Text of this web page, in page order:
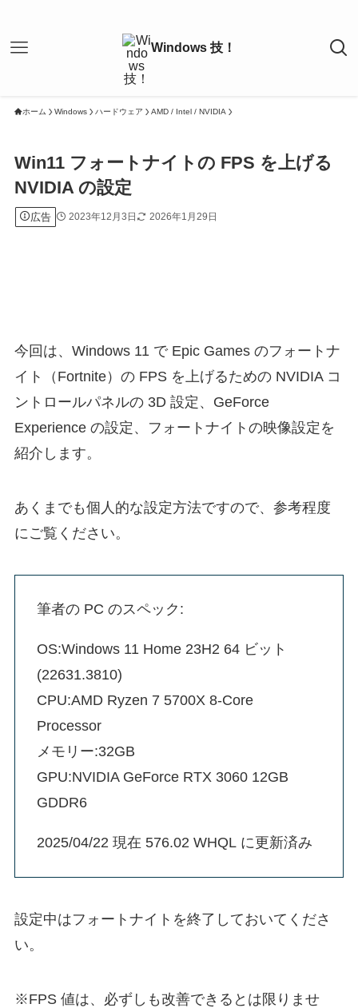
ホーム Windows ハードウェア AMD / Intel / NVIDIA
Win11 フォートナイトの FPS を上げる
NVIDIA の設定
広告 2023年12月3日 2026年1月29日
今回は、Windows 11 で Epic Games のフォートナ
イト（Fortnite）の FPS を上げるための NVIDIA コ
ントロールパネルの 3D 設定、GeForce
Experience の設定、フォートナイトの映像設定を
紹介します。
あくまでも個人的な設定方法ですので、参考程度
にご覧ください。
筆者の PC のスペック:
OS:Windows 11 Home 23H2 64 ビット
(22631.3810)
CPU:AMD Ryzen 7 5700X 8-Core
Processor
メモリー:32GB
GPU:NVIDIA GeForce RTX 3060 12GB
GDDR6
2025/04/22 現在 576.02 WHQL に更新済み
設定中はフォートナイトを終了しておいてくださ
い。
※FPS 値は、必ずしも改善できるとは限りませ